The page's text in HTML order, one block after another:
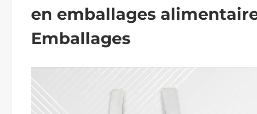
en emballages
Emballages